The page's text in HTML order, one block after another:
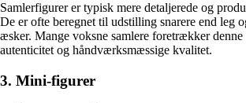
Samlerfigurer er typisk mere detaljerede og
De er ofte beregnet til udstilling snarere end leg
æsker. Mange voksne samlere foretrækker denne
autenticitet og håndværksmæssige kvalitet.
3. Mini-figurer